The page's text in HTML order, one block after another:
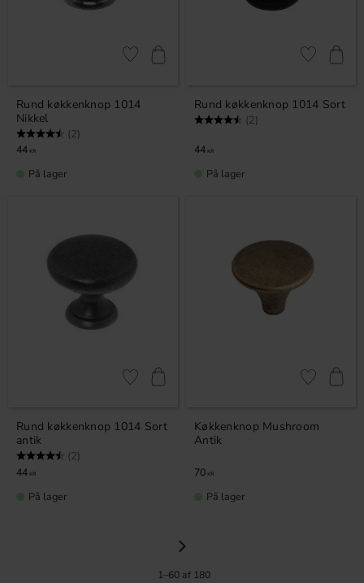
Rund køkkenknop 1014
Nikkel
Vurdering: (2)
44 KR
Gem som favorit
På lager
Rund køkkenknop 1014 Sort
Vurdering: (2)
44 KR
Gem som
På lager
Rund køkkenknop 1014 Sort
antik
Vurdering: (2)
44 KR
Gem som favorit
På lager
Køkkenknop Mushroom
Antik
70 KR
Gem som
På lager
1–60af 180